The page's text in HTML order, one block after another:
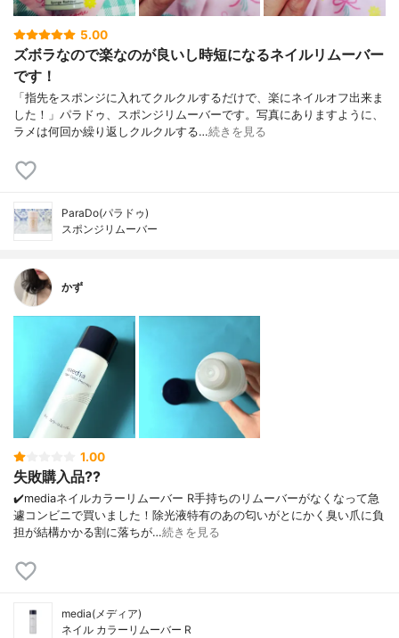
5.00
ズボラなので楽なのが良いし時短になるネイルリムーバー
です！
「指先をスポンジに入れてクルクルするだけで、楽にネイルオフ出来ま
した！」パラドゥ、スポンジリムーバーです。写真にありますように、
ラメは何回か繰り返しクルクルする…続きを見る
ParaDo(パラドゥ)
スポンジリムーバー
かず
1.00
失敗購入品??
✔️mediaネイルカラーリムーバー R手持ちのリムーバーがなくなって急
遽コンビニで買いました！除光液特有のあの匂いがとにかく臭い爪に負
担が結構かかる割に落ちが…続きを見る
media(メディア)
ネイル カラーリムーバー R